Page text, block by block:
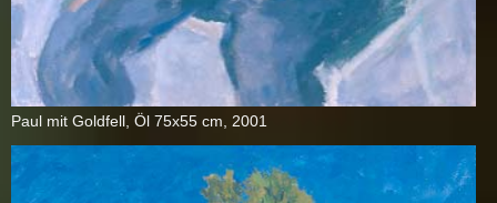
Paul mit Gold­fell, Öl 75x55 cm, 2001